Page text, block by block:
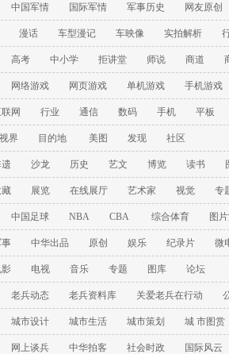
中国军情 国际军情 军事历史 网友原创
漫话 车型漫记 车映像 实拍解析
高考 中小学 拒讲堂 师说 商道
网络游戏 网页游戏 单机游戏 手机游戏
网 行业 通信 数码 手机 平板
视界 目的地 美图 发现 社区
沙龙 历史 艺文 博览 读书
展览 在线展厅 艺术家 视觉 专
中国足球 NBA CBA 综合体育 图
中华出品 原创 娱乐 纪录片 微
影 电视 音乐 专题 图库 论坛
老兵动态 老兵资料库 关爱老兵在行动
城市设计 城市生活 城市策划 城 市图赏
网上谈兵 中华拍客 社会时政 国际风云